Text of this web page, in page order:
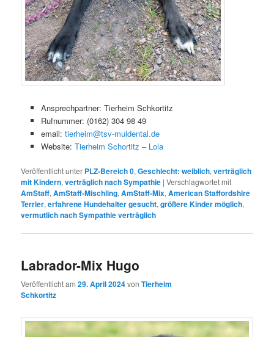
Ansprechpartner: Tierheim Schkortitz
Rufnummer: (0162) 304 98 49
email: tierheim@tsv-muldental.de
Website: Tierheim Schortitz – Lola
Veröffentlicht unter PLZ-Bereich 0,Geschlecht: weiblich,verträglich
mit Kindern,verträglich nach Sympathie |Verschlagwortet mit
AmStaff,AmStaff-Mischling,AmStaff-Mix,American Staffordshire
Terrier,erfahrene Hundehalter gesucht,größere Kinder möglich,
vermutlich nach Sympathie verträglich
Labrador-Mix Hugo
Veröffentlicht am29. April 2024vonTierheim
Schkortitz